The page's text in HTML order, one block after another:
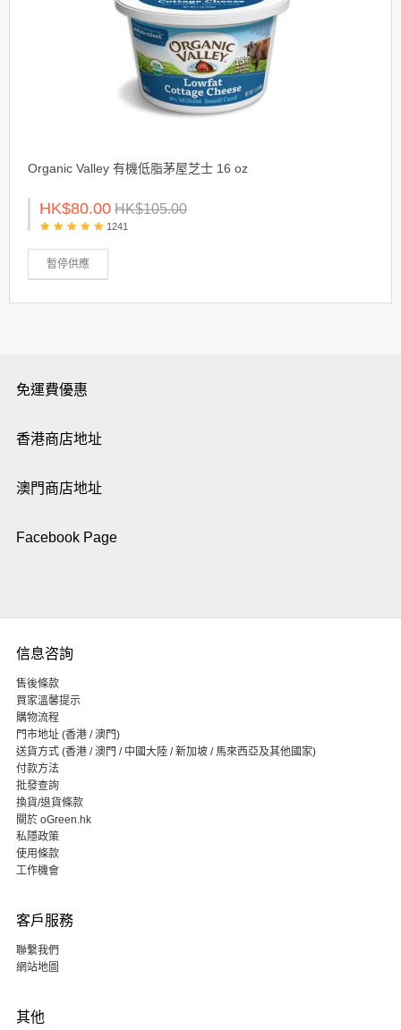
Organic Valley 有機低脂茅屋芝士 16 oz
HK$80.00 HK$105.00
1241
暫停供應
免運費優惠
香港商店地址
澳門商店地址
Facebook Page
信息咨詢
售後條款
買家溫馨提示
購物流程
門市地址 (香港 / 澳門)
送貨方式 (香港 / 澳門 / 中國大陸 / 新加坡 / 馬來西亞及其他國家)
付款方法
批發查詢
換貨/退貨條款
關於 oGreen.hk
私隱政策
使用條款
工作機會
客戶服務
聯繫我們
網站地圖
其他